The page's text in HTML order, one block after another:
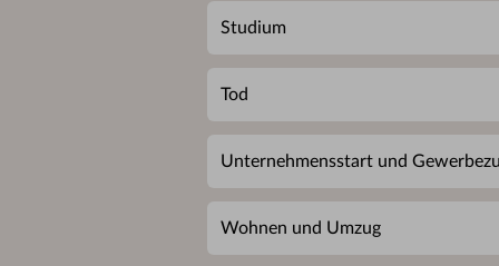
Studium
Tod
Unternehmensstart und
Wohnen und Umzug